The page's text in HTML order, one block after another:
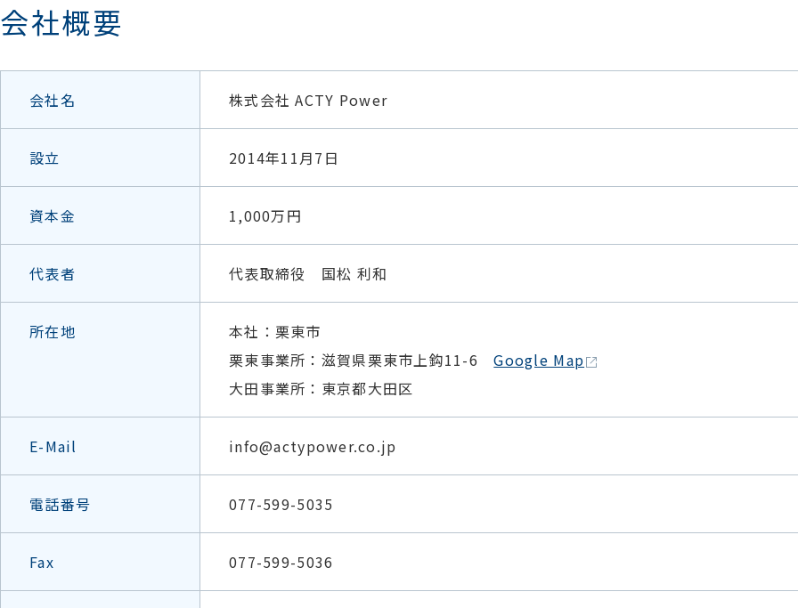
会社概要
会社名 株式会社 ACTY Power
設立 2014年11月7日
資本金 1,000万円
代表者 代表取締役 国松 利和
所在地
本社：栗東市
栗東事業所：滋賀県栗東市上鈎11-6Google Map
大田事業所：東京都大田区
E-Mail info@actypower.co.jp
電話番号 077-599-5035
Fax 077-599-5036